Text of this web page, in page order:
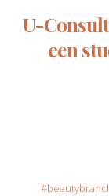
U-
een